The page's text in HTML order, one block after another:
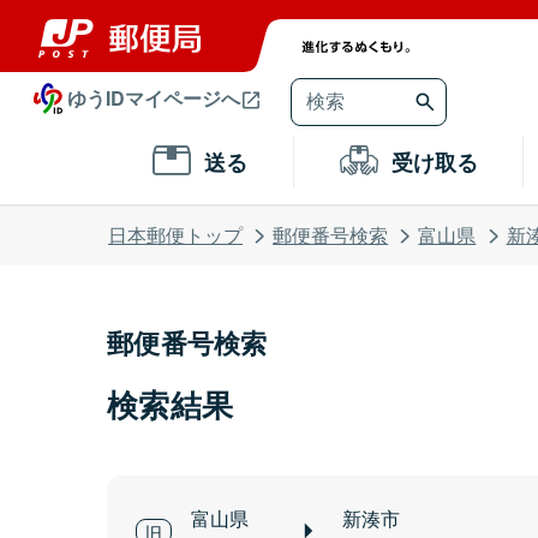
ゆうIDマイページへ
送る 受け取る
日本郵便トップ 郵便番号検索 富山県 新
郵便番号検索
検索結果
富山県 新湊市